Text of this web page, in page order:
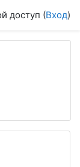
доступ (Вход)